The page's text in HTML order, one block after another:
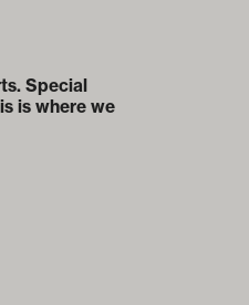
Special
is where we